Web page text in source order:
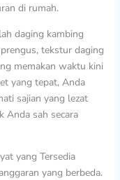
di rumah.
daging kambing
tekstur daging
memakan waktu kini
yang tepat, Anda
sajian yang lezat
Anda sah secara
yang Tersedia
yang berbeda.